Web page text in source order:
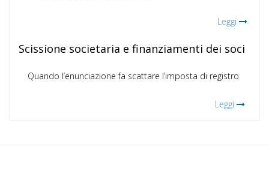
Leggi
Scissione societaria e finanziamenti dei soci
Quando l’enunciazione fa scattare l’imposta di registro
Leggi